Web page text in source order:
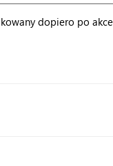
dopiero po